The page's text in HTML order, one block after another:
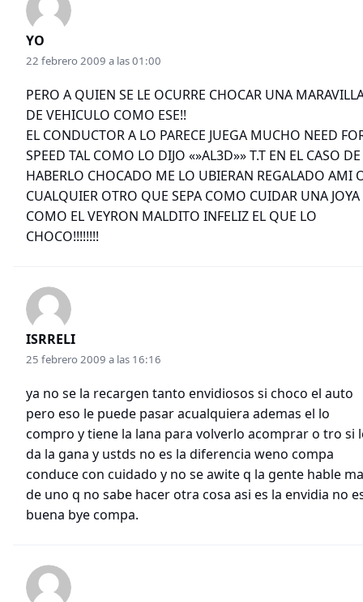
YO
22 febrero 2009 a las 01:00
PERO A QUIEN SE LE OCURRE CHOCAR UNA
DE VEHICULO COMO ESE!!
EL CONDUCTOR A LO PARECE JUEGA MUCHO NEED
SPEED TAL COMO LO DIJO «»AL3D»» T.T EN EL CASO DE
HABERLO CHOCADO ME LO UBIERAN REGALADO AMI
CUALQUIER OTRO QUE SEPA COMO CUIDAR UNA JOYA
COMO EL VEYRON MALDITO INFELIZ EL QUE LO
CHOCO!!!!!!!!
ISRRELI
25 febrero 2009 a las 16:16
ya no se la recargen tanto envidiosos si choco el auto
pero eso le puede pasar acualquiera ademas el lo
compro y tiene la lana para volverlo acomprar o tro si
da la gana y ustds no es la diferencia weno compa
conduce con cuidado y no se awite q la gente hable
de uno q no sabe hacer otra cosa asi es la envidia no
buena bye compa.